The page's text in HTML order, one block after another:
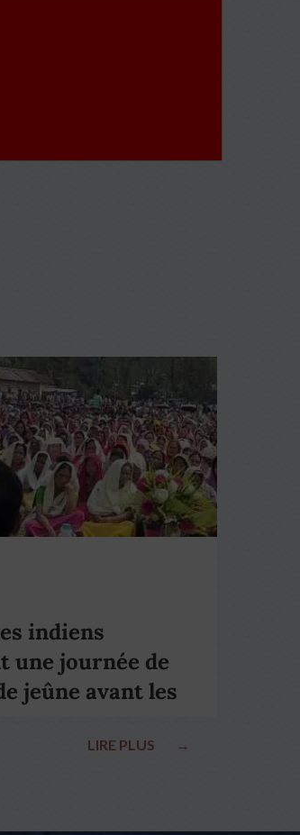
indiens
une journée de
jeûne avant les
LIRE PLUS →